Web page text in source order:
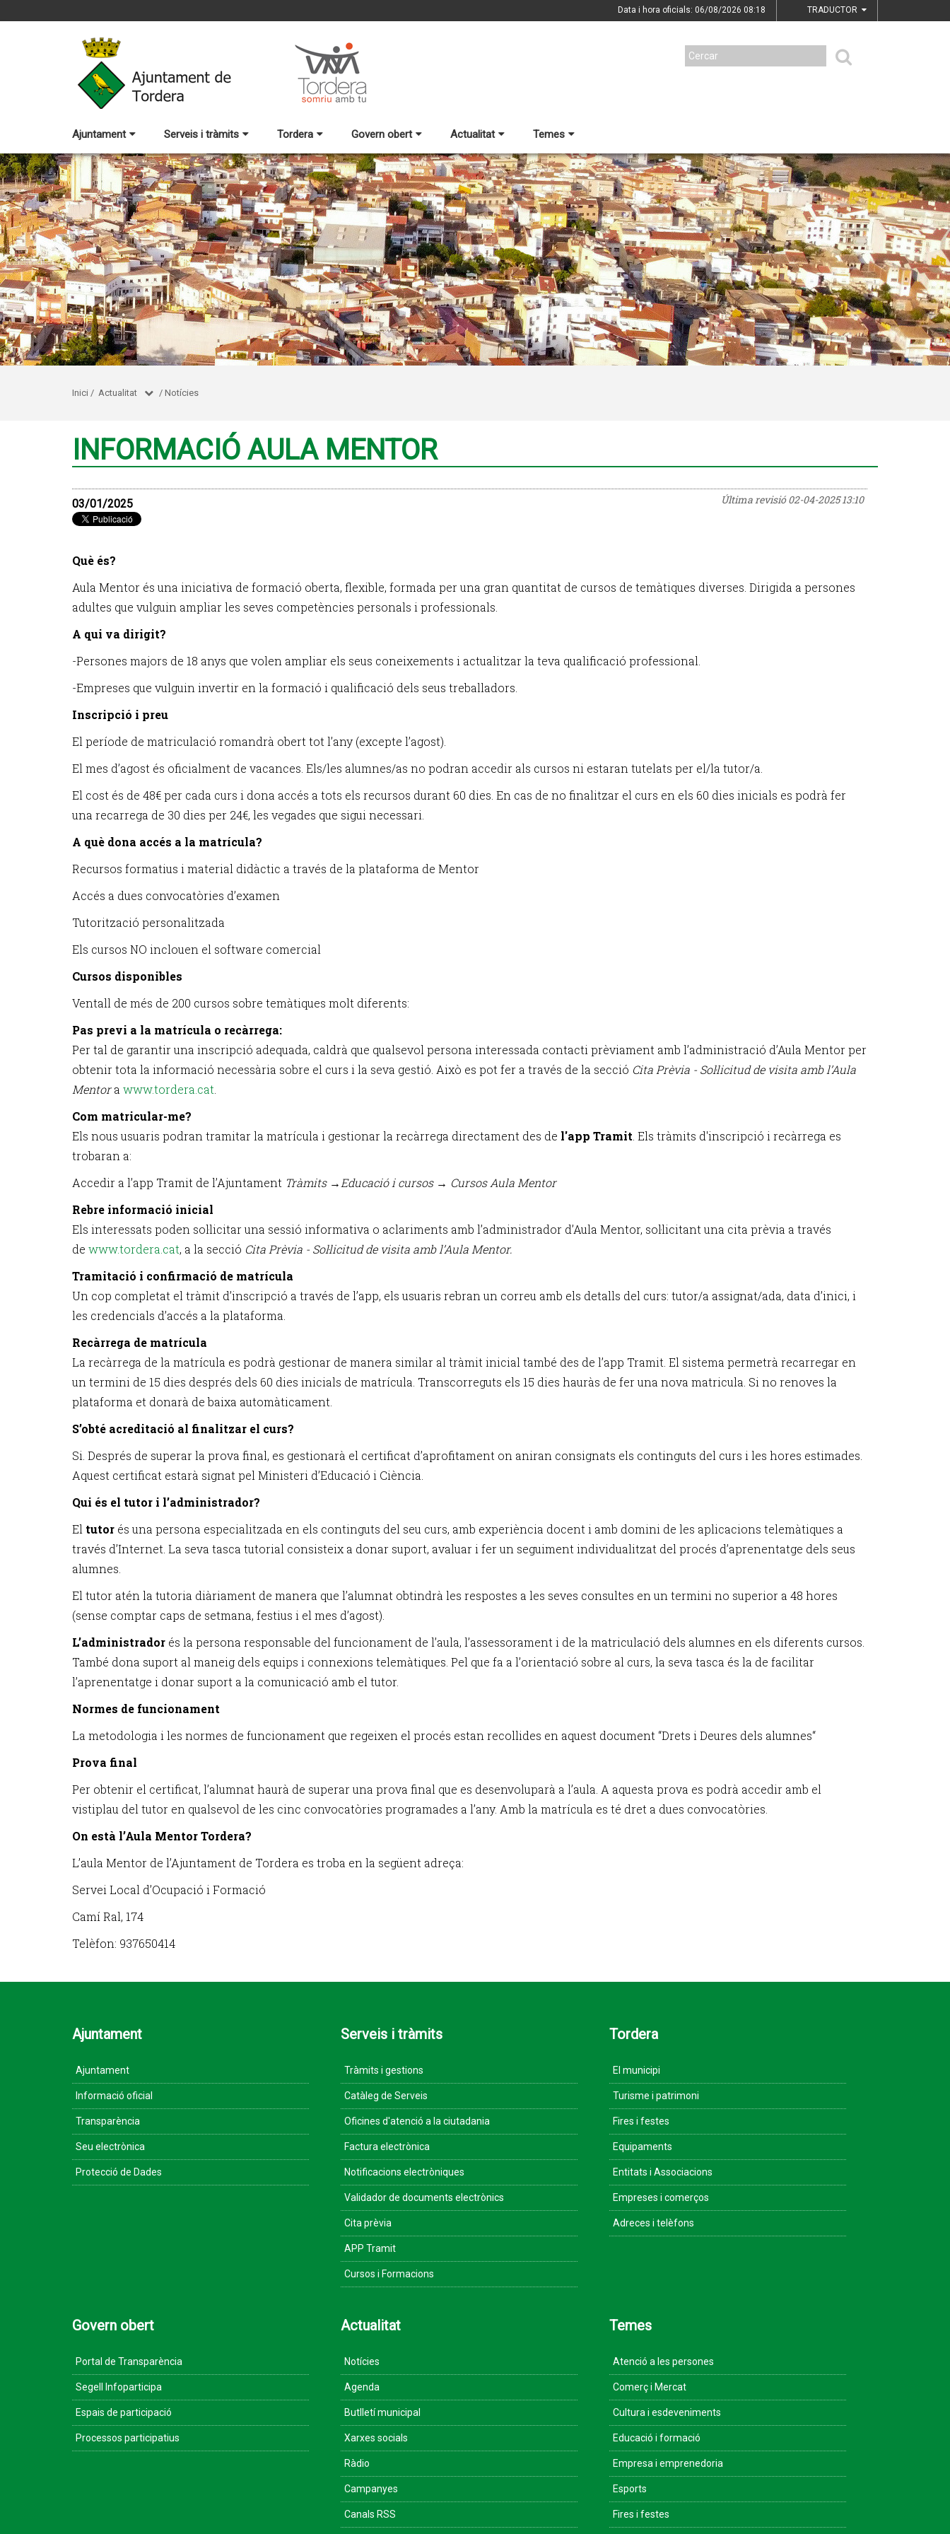
Data i hora oficials: 06/08/2026 08:18 TRADUCTOR
Ajuntament Serveis i tràmits Tordera Govern obert Actualitat Temes
Inici / Actualitat / Notícies
INFORMACIÓ AULA MENTOR
Última revisió02-04-2025 13:10
03/01/2025
Què és?
Aula Mentor és una iniciativa de formació oberta, flexible, formada per una gran quantitat de cursos de temàtiques diverses. Dirigida a persones
adultes que vulguin ampliar les seves competències personals i professionals.
A qui va dirigit?
-Persones majors de 18 anys que volen ampliar els seus coneixements i actualitzar la teva qualificació professional.
-Empreses que vulguin invertir en la formació i qualificació dels seus treballadors.
Inscripció i preu
El període de matriculació romandrà obert tot l’any (excepte l’agost).
El mes d’agost és oficialment de vacances. Els/les alumnes/as no podran accedir als cursos ni estaran tutelats per el/la tutor/a.
El cost és de 48€ per cada curs i dona accés a tots els recursos durant 60 dies. En cas de no finalitzar el curs en els 60 dies inicials es podrà fer
una recarrega de 30 dies per 24€, les vegades que sigui necessari.
A què dona accés a la matrícula?
Recursos formatius i material didàctic a través de la plataforma de Mentor
Accés a dues convocatòries d’examen
Tutorització personalitzada
Els cursos NO inclouen el software comercial
Cursos disponibles
Ventall de més de 200 cursos sobre temàtiques molt diferents:
Pas previ a la matrícula o recàrrega:
Per tal de garantir una inscripció adequada, caldrà que qualsevol persona interessada contacti prèviament amb l’administració d’Aula Mentor per
obtenir tota la informació necessària sobre el curs i la seva gestió. Això es pot fer a través de la secció Cita Prèvia - Sol·licitud de visita amb l’Aula
Mentora www.tordera.cat
Com matricular-me?
Els nous usuaris podran tramitar la matrícula i gestionar la recàrrega directament des de l'app Tramit . Els tràmits d'inscripció i recàrrega es
trobaran a:
Accedir a l’app Tramit de l’Ajuntament Tràmits → Educació i cursos → Cursos Aula Mentor
Rebre informació inicial
Els interessats poden sol·licitar una sessió informativa o aclariments amb l’administrador d’Aula Mentor, sol·licitant una cita prèvia a través
de www.tordera.cat, a la secció Cita Prèvia - Sol·licitud de visita amb l’Aula Mentor.
Tramitació i confirmació de matrícula
Un cop completat el tràmit d’inscripció a través de l’app, els usuaris rebran un correu amb els detalls del curs: tutor/a assignat/ada, data d’inici, i
les credencials d’accés a la plataforma.
Recàrrega de matrícula
La recàrrega de la matrícula es podrà gestionar de manera similar al tràmit inicial també des de l’app Tramit. El sistema permetrà recarregar en
un termini de 15 dies després dels 60 dies inicials de matrícula. Transcorreguts els 15 dies hauràs de fer una nova matricula. Si no renoves la
plataforma et donarà de baixa automàticament.
S’obté acreditació al finalitzar el curs?
Si. Després de superar la prova final, es gestionarà el certificat d’aprofitament on aniran consignats els continguts del curs i les hores estimades.
Aquest certificat estarà signat pel Ministeri d’Educació i Ciència.
Qui és el tutor i l’administrador?
El tutor és una persona especialitzada en els continguts del seu curs, amb experiència docent i amb domini de les aplicacions telemàtiques a
través d’Internet. La seva tasca tutorial consisteix a donar suport, avaluar i fer un seguiment individualitzat del procés d’aprenentatge dels seus
alumnes.
El tutor atén la tutoria diàriament de manera que l’alumnat obtindrà les respostes a les seves consultes en un termini no superior a 48 hores
(sense comptar caps de setmana, festius i el mes d’agost).
L’administrador és la persona responsable del funcionament de l’aula, l’assessorament i de la matriculació dels alumnes en els diferents cursos.
També dona suport al maneig dels equips i connexions telemàtiques. Pel que fa a l’orientació sobre al curs, la seva tasca és la de facilitar
l’aprenentatge i donar suport a la comunicació amb el tutor.
Normes de funcionament
La metodologia i les normes de funcionament que regeixen el procés estan recollides en aquest document “Drets i Deures dels alumnes“
Prova final
Per obtenir el certificat, l’alumnat haurà de superar una prova final que es desenvoluparà a l’aula. A aquesta prova es podrà accedir amb el
vistiplau del tutor en qualsevol de les cinc convocatòries programades a l’any. Amb la matrícula es té dret a dues convocatòries.
On està l’Aula Mentor Tordera?
L’aula Mentor de l’Ajuntament de Tordera es troba en la següent adreça:
Servei Local d’Ocupació i Formació
Camí Ral, 174
Telèfon: 937650414
Ajuntament
Ajuntament
Informació oficial
Transparència
Seu electrònica
Protecció de Dades
Serveis i tràmits
Tràmits i gestions
Catàleg de Serveis
Oficines d'atenció a la ciutadania
Factura electrònica
Notificacions electròniques
Validador de documents electrònics
Cita prèvia
APP Tramit
Cursos i Formacions
Tordera
El municipi
Turisme i patrimoni
Fires i festes
Equipaments
Entitats i Associacions
Empreses i comerços
Adreces i telèfons
Govern obert
Portal de Transparència
Segell Infoparticipa
Espais de participació
Processos participatius
Actualitat
Notícies
Agenda
Butlletí municipal
Xarxes socials
Ràdio
Campanyes
Canals RSS
Temes
Atenció a les persones
Comerç i Mercat
Cultura i esdeveniments
Educació i formació
Empresa i emprenedoria
Esports
Fires i festes